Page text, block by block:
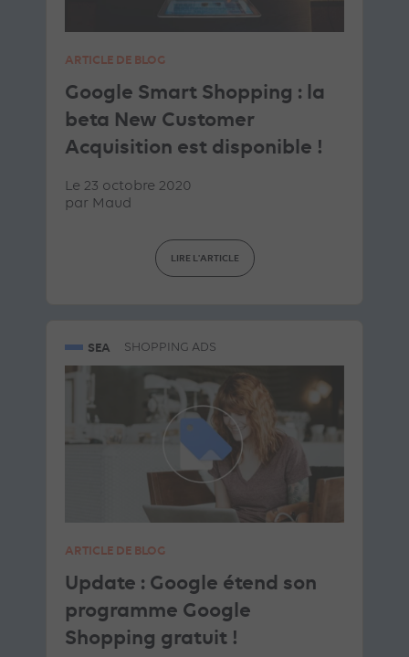
ARTICLE DE BLOG
Google Smart Shopping : la
beta New Customer
Acquisition est disponible !
Le 23 octobre 2020
par Maud
LIRE L'ARTICLE
SEA SHOPPING ADS
ARTICLE DE BLOG
Update : Google étend son
programme Google
Shopping gratuit !